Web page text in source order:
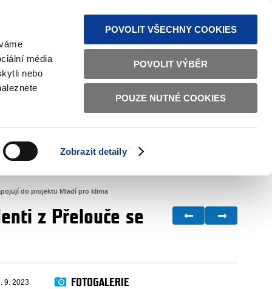
média
nebo
Zobrazit detaily
POVOLIT VŠECHNY COOKIES
POVOLIT VÝBĚR
POUZE NUTNÉ COOKIES
TEXTOVÁ VERZE ČESKY ENGLISH
VNITŘNÍ VĚCI BILATERÁLNÍ SPOLUPRÁCE
do projektu Mladí pro klima
z Přelouče se
9. 2023 FOTOGALERIE